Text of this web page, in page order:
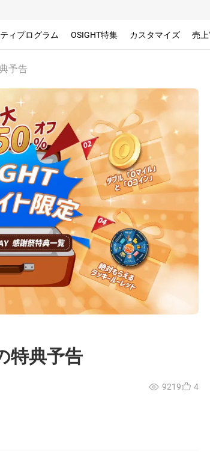
ィプログラム OSIGHT特集 カスタマイズ 売
予告
特典予告
9219 4